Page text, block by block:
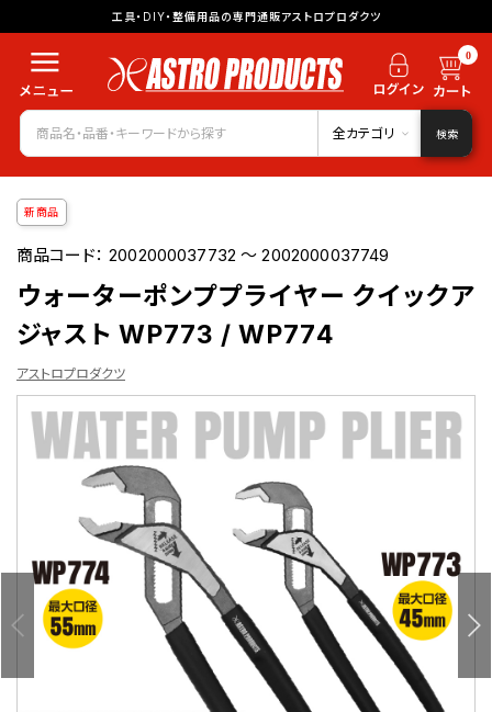
工具・DIY・整備用品の専門通販アストロプロダクツ
0
全カテゴリ 検索
新商品
商品コード：2002000037732 ～ 2002000037749
ウォーターポンププライヤー クイックア
ジャスト WP773 / WP774
アストロプロダクツ